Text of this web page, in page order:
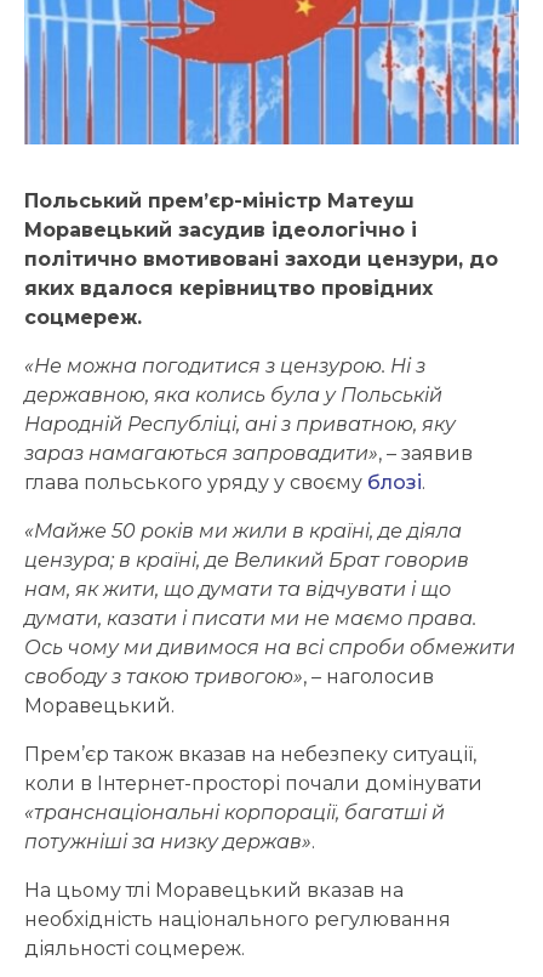
Польський прем’єр-міністр Матеуш
Моравецький засудив ідеологічно і
політично вмотивовані заходи цензури, до
яких вдалося керівництво провідних
соцмереж.
«Не можна погодитися з цензурою. Ні з
державною, яка колись була у Польській
Народній Республіці, ані з приватною, яку
зараз намагаються запровадити», – заявив
глава польського уряду у своєму блозі.
«Майже 50 років ми жили в країні, де діяла
цензура; в країні, де Великий Брат говорив
нам, як жити, що думати та відчувати і що
думати, казати і писати ми не маємо права.
Ось чому ми дивимося на всі спроби обмежити
свободу з такою тривогою», – наголосив
Моравецький.
Прем’єр також вказав на небезпеку ситуації,
коли в Інтернет-просторі почали домінувати
«транснаціональні корпорації, багатші й
потужніші за низку держав».
На цьому тлі Моравецький вказав на
необхідність національного регулювання
діяльності соцмереж.